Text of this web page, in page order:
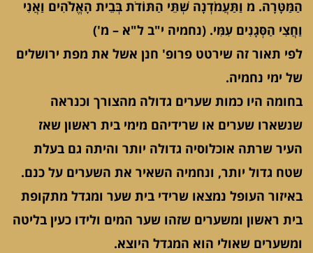
הַמַּטָּרָה. מ וַתַּעֲמֹדְנָה שְׁתֵּי הַתּוֹדֹת בְּבֵית הָאֱלֹהִים וַאֲנִי
וַחֲצִי הַסְּגָנִים עִמִּי. (נחמיה י"ב ל"א – מ')
לפי תאור זה שירטט פרופ' חנן אשל את מפת ירושלים
של ימי נחמיה.
בחומה היו כמות שערים גדולה מהצורך וכנראה
שנשארו שערים או שרידיהם מימי בית ראשון שאז
העיר שרתה אוכלוסיה גדולה יותר והיתה גם בעלת
שטח גדול יותר, ונחמיה השאיר את השערים על כנם.
באיזור העופל נמצאו שרידי בית שער ומגדל מתקופת
בית ראשון ומשערים שזהו שער המים ולידו כעין בליטה
ומשערים שאולי הוא המגדל היוצא.